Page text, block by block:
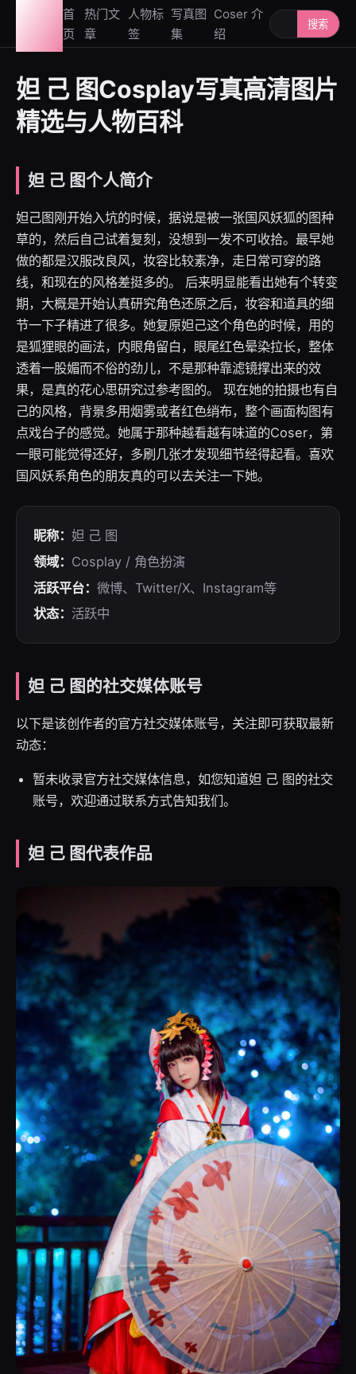
首
页
热门文
章
人物标
签
写真图
集
Coser 介
绍
搜索人物或写
搜索
妲 己 图Cosplay写真高清图片
精选与人物百科
妲 己 图个人简介
妲己图刚开始入坑的时候，据说是被一张国风妖狐的图种
草的，然后自己试着复刻，没想到一发不可收拾。最早她
做的都是汉服改良风，妆容比较素净，走日常可穿的路
线，和现在的风格差挺多的。 后来明显能看出她有个转变
期，大概是开始认真研究角色还原之后，妆容和道具的细
节一下子精进了很多。她复原妲己这个角色的时候，用的
是狐狸眼的画法，内眼角留白，眼尾红色晕染拉长，整体
透着一股媚而不俗的劲儿，不是那种靠滤镜撑出来的效
果，是真的花心思研究过参考图的。 现在她的拍摄也有自
己的风格，背景多用烟雾或者红色绡布，整个画面构图有
点戏台子的感觉。她属于那种越看越有味道的Coser，第
一眼可能觉得还好，多刷几张才发现细节经得起看。喜欢
国风妖系角色的朋友真的可以去关注一下她。
昵称： 妲 己 图
领域： Cosplay / 角色扮演
活跃平台： 微博、Twitter/X、Instagram等
状态： 活跃中
妲 己 图的社交媒体账号
以下是该创作者的官方社交媒体账号，关注即可获取最新
动态：
暂未收录官方社交媒体信息，如您知道妲 己 图的社交
账号，欢迎通过联系方式告知我们。
妲 己 图代表作品